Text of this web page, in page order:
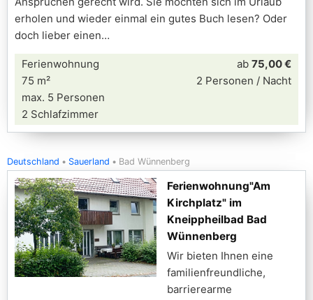
erholen und wieder einmal ein gutes Buch lesen? Oder
doch lieber einen
Ferienwohnung
75 m²
max. 5 Personen
2 Schlafzimmer
ab 75,00 €
2 Personen / Nacht
Deutschland Sauerland Bad Wünnenberg
Ferienwohnung"Am
Kirchplatz" im
Kneippheilbad Bad
Wünnenberg
Wir bieten Ihnen eine
familienfreundliche,
barrierearme